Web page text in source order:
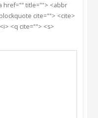
href="" title=""> <abbr
cite=""> <cite>
<q cite=""> <s>